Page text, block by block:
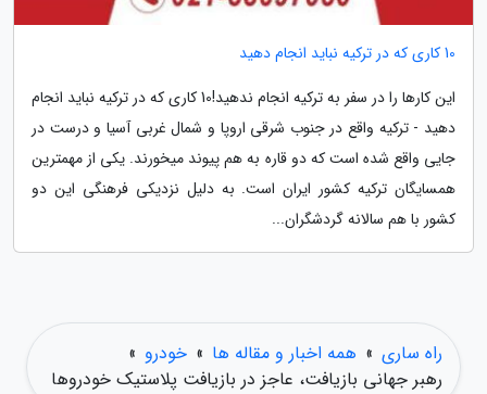
10 کاری که در ترکیه نباید انجام دهید
این کارها را در سفر به ترکیه انجام ندهید!10 کاری که در ترکیه نباید انجام
دهید - ترکیه واقع در جنوب شرقی اروپا و شمال غربی آسیا و درست در
جایی واقع شده است که دو قاره به هم پیوند می­خورند. یکی از مهمترین
همسایگان ترکیه کشور ایران است. به دلیل نزدیکی فرهنگی این دو
کشور با هم سالانه گردشگران...
راه ساری » همه اخبار و مقاله ها » خودرو »
رهبر جهانی بازیافت، عاجز در بازیافت پلاستیک خودروها